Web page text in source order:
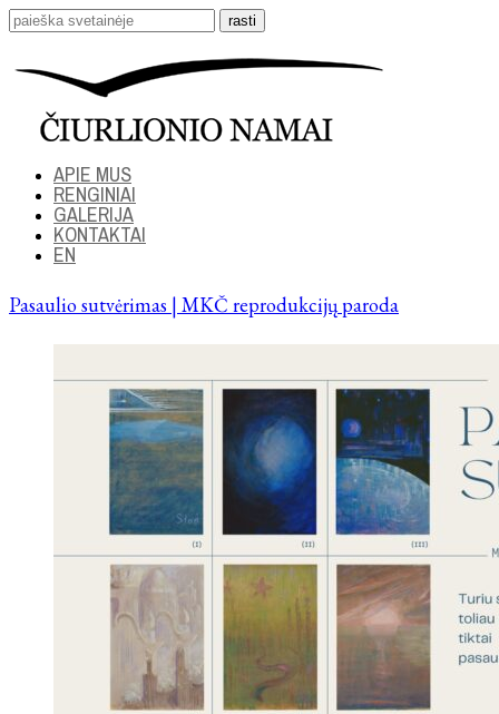
APIE MUS
RENGINIAI
GALERIJA
KONTAKTAI
EN
Pasaulio sutvėrimas | MKČ reprodukcijų paroda